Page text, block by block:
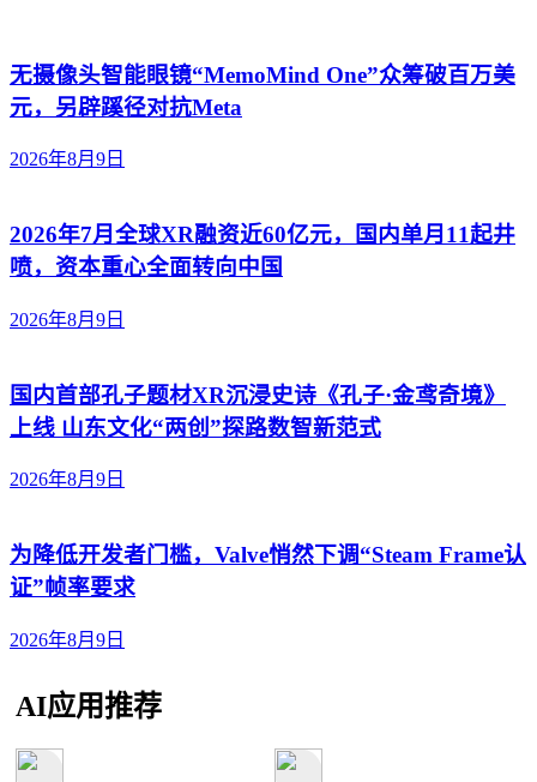
无摄像头智能眼镜“MemoMind One”众筹破百万美
元，另辟蹊径对抗Meta
2026年8月9日
2026年7月全球XR融资近60亿元，国内单月11起井
喷，资本重心全面转向中国
2026年8月9日
国内首部孔子题材XR沉浸史诗《孔子·金鸢奇境》
上线 山东文化“两创”探路数智新范式
2026年8月9日
为降低开发者门槛，Valve悄然下调“Steam Frame认
证”帧率要求
2026年8月9日
AI应用推荐